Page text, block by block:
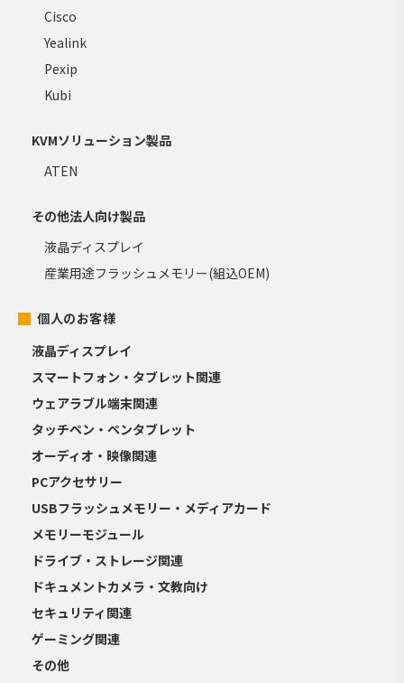
Cisco
Yealink
Pexip
Kubi
KVMソリューション製品
ATEN
その他法人向け製品
液晶ディスプレイ
産業用途フラッシュメモリー(組込OEM)
個人のお客様
液晶ディスプレイ
スマートフォン・タブレット関連
ウェアラブル端末関連
タッチペン・ペンタブレット
オーディオ・映像関連
PCアクセサリー
USBフラッシュメモリー・メディアカード
メモリーモジュール
ドライブ・ストレージ関連
ドキュメントカメラ・文教向け
セキュリティ関連
ゲーミング関連
その他